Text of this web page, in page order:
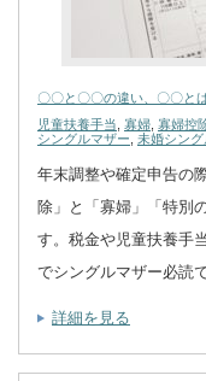
〇〇と〇〇の違い、〇〇と
児童扶養手当, 寡婦, 寡婦控
シングルマザー, 未婚シング
年末調整や確定申告の
除」と「寡婦」「特別
す。税金や児童扶養手
でシングルマザー必読
詳細を見る